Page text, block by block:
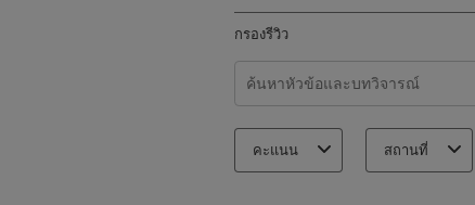
กรองรีวิว
ค้นหาหัวข้อและตรวจสอบภูมิภาคก
คะแนน สถานที่